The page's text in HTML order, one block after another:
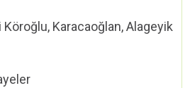
Karacaoğlan, Alageyik